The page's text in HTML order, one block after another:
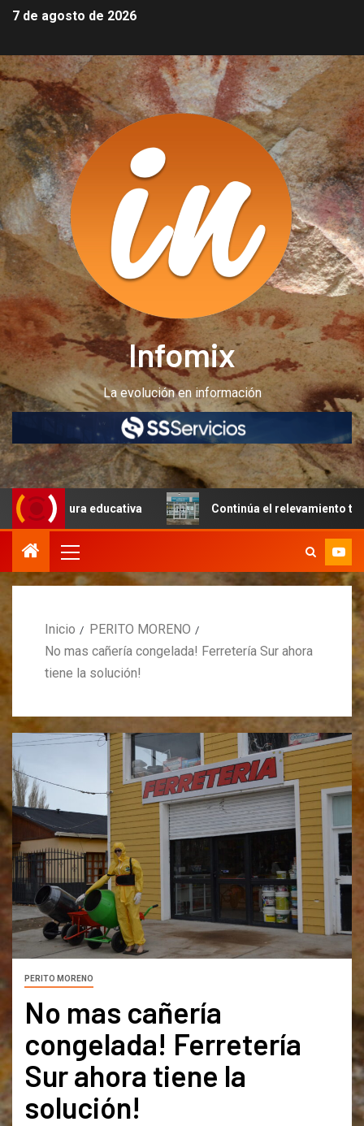
7 de agosto de 2026
Infomix
La evolución en información
educativa Continúa el relevamiento técnico en
Inicio
PERITO MORENO
No mas cañería congelada! Ferretería Sur ahora
tiene la solución!
PERITO MORENO
No mas cañería
congelada! Ferretería
Sur ahora tiene la
solución!